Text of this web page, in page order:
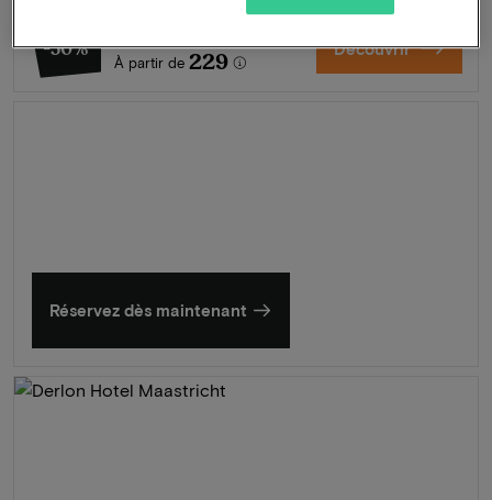
-50%
À partir de 229 Découvrir
Réservez dès maintenant